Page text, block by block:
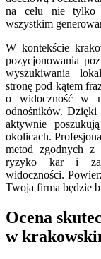
na celu nie tylko
wszystkim
W kontekście
pozycjonowania
wyszukiwania
stronę pod kątem
o widoczność w
odnośników.
aktywnie
okolicach.
metod zgodnych z
ryzyko kar i
widoczności.
Twoja firma będzie
Ocena
w